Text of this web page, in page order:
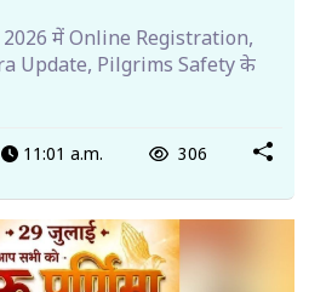
में Online Registration,
Update, Pilgrims Safety के
11:01 a.m. 306